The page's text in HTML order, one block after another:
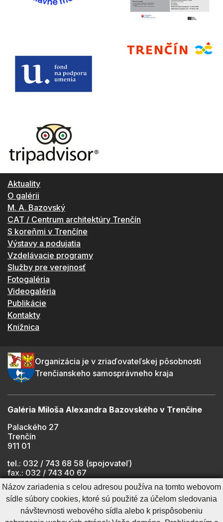
Aktuality
O galérii
M. A. Bazovský
CAT / Centrum architektúry Trenčín
S koreňmi v Trenčíne
Výstavy a podujatia
Vzdelávacie programy
Služby pre verejnosť
Fotogaléria
Videogaléria
Publikácie
Kontakty
Knižnica
Organizácia je v zriaďovateľskej pôsobnosti
Trenčianskeho samosprávneho kraja
Galéria Miloša Alexandra Bazovského v Trenčíne
Palackého 27
Trenčín
911 01
tel.: 032 / 743 68 58 (spojovateľ)
fax.: 032 / 743 40 67
e-mail:
info@gmab.sk
Cookies nastavenie
Ochrana osobných údajov
Názov zariadenia s celou adresou používa na tomto webovom
sídle súbory cookies, ktoré sú použité za účelom sledovania
návštevnosti webového sídla alebo k prispôsobeniu